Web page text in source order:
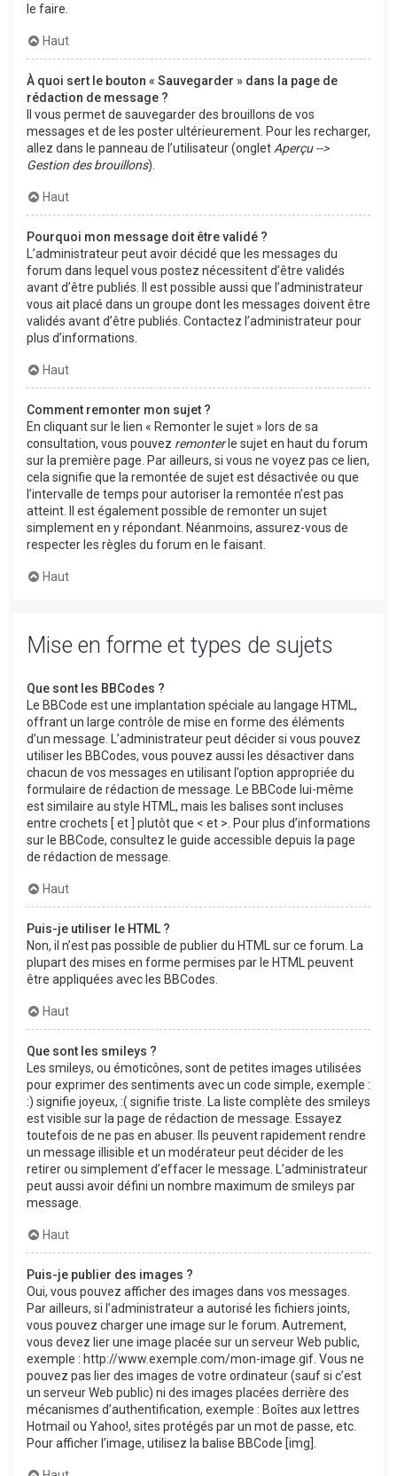
le faire.
Haut
À quoi sert le bouton « Sauvegarder » dans la page de
rédaction de message ?
Il vous permet de sauvegarder des brouillons de vos
messages et de les poster ultérieurement. Pour les recharger,
allez dans le panneau de l’utilisateur (onglet Aperçu -->
Gestion des brouillons).
Haut
Pourquoi mon message doit être validé ?
L’administrateur peut avoir décidé que les messages du
forum dans lequel vous postez nécessitent d’être validés
avant d’être publiés. Il est possible aussi que l’administrateur
vous ait placé dans un groupe dont les messages doivent être
validés avant d’être publiés. Contactez l’administrateur pour
plus d’informations.
Haut
Comment remonter mon sujet ?
En cliquant sur le lien « Remonter le sujet » lors de sa
consultation, vous pouvez remonterle sujet en haut du forum
sur la première page. Par ailleurs, si vous ne voyez pas ce lien,
cela signifie que la remontée de sujet est désactivée ou que
l’intervalle de temps pour autoriser la remontée n’est pas
atteint. Il est également possible de remonter un sujet
simplement en y répondant. Néanmoins, assurez-vous de
respecter les règles du forum en le faisant.
Haut
Mise en forme et types de sujets
Que sont les BBCodes ?
Le BBCode est une implantation spéciale au langage HTML,
offrant un large contrôle de mise en forme des éléments
d’un message. L’administrateur peut décider si vous pouvez
utiliser les BBCodes, vous pouvez aussi les désactiver dans
chacun de vos messages en utilisant l’option appropriée du
formulaire de rédaction de message. Le BBCode lui-même
est similaire au style HTML, mais les balises sont incluses
entre crochets [ et ] plutôt que < et >. Pour plus d’informations
sur le BBCode, consultez le guide accessible depuis la page
de rédaction de message.
Haut
Puis-je utiliser le HTML ?
Non, il n’est pas possible de publier du HTML sur ce forum. La
plupart des mises en forme permises par le HTML peuvent
être appliquées avec les BBCodes.
Haut
Que sont les smileys ?
Les smileys, ou émoticônes, sont de petites images utilisées
pour exprimer des sentiments avec un code simple, exemple :
:) signifie joyeux, :( signifie triste. La liste complète des smileys
est visible sur la page de rédaction de message. Essayez
toutefois de ne pas en abuser. Ils peuvent rapidement rendre
un message illisible et un modérateur peut décider de les
retirer ou simplement d’effacer le message. L’administrateur
peut aussi avoir défini un nombre maximum de smileys par
message.
Haut
Puis-je publier des images ?
Oui, vous pouvez afficher des images dans vos messages.
Par ailleurs, si l’administrateur a autorisé les fichiers joints,
vous pouvez charger une image sur le forum. Autrement,
vous devez lier une image placée sur un serveur Web public,
exemple : http://www.exemple.com/mon-image.gif. Vous ne
pouvez pas lier des images de votre ordinateur (sauf si c’est
un serveur Web public) ni des images placées derrière des
mécanismes d’authentification, exemple : Boîtes aux lettres
Hotmail ou Yahoo!, sites protégés par un mot de passe, etc.
Pour afficher l’image, utilisez la balise BBCode [img].